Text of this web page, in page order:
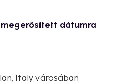
dátumra
Italy városában